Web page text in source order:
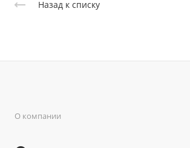
Назад к списку
О компании